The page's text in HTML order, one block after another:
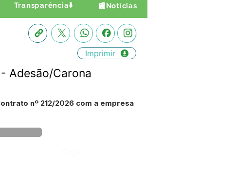
Transparência⬇️ 📰Notícias
Imprimir
Adesão/Carona
nº 212/2026 com a empresa